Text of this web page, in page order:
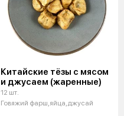
Китайские тёзы с мясом
и джусаем (жаренные)
12 шт.
Говяжий фарш,яйца,джусай